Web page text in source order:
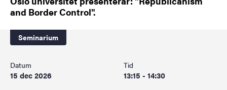
and Border Control".
Seminarium
Datum
15 dec 2026
Tid
13:15 - 14:30